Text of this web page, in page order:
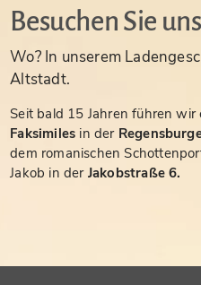
Besuchen Sie
Wo? In unserem
Altstadt.
Seit bald 15 Jahren führen wir
Faksimiles in der
dem romanischen
Jakob in der Jakobstraße 6.